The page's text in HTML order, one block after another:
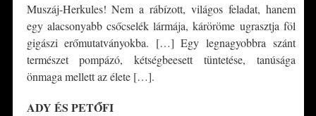
Muszáj-Herkules! Nem a rábízott, világos feladat, hanem
egy alacsonyabb csőcselék lármája, káröröme ugrasztja föl
gigászi erőmutatványokba. […] Egy legnagyobbra szánt
természet pompázó, kétségbeesett tüntetése, tanúsága
önmaga mellett az élete […].
ADY ÉS PETŐFI